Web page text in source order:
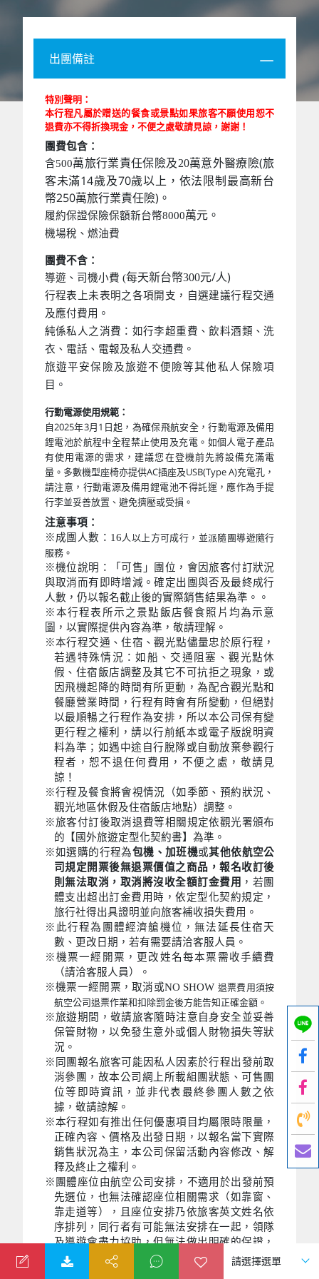
出團備註
特別聲明：
本行程凡屬於贈送的餐食或景點如果旅客不願使用恕不
退費亦不得折換現金，不便之處敬請見諒，謝謝！
團費包含：
含500萬旅行業責任保險及20萬意外醫療險(旅
客未滿14歲及70歲以上，依法限制最高新台
幣250萬旅行業責任險)。
履約保證保險保額新台幣8000萬元。
機場稅、燃油費
團費不含：
導遊、司機小費 (每天新台幣300元/人)
行程表上未表明之各項開支，自選建議行程交通
及應付費用。
純係私人之消費：如行李超重費、飲料酒類、洗
衣、電話、電報及私人交通費。
旅遊平安保險及旅遊不便險等其他私人保險項
目。
行動電源使用規範：
自2025年3月1日起，為確保飛航安全，行動電源及備用
鋰電池於航程中全程禁止使用及充電。如個人電子產品
有使用電源的需求，建議您在登機前先將設備充滿電
量。多數機型座椅亦提供AC插座及USB(Type A)充電孔，
請注意，行動電源及備用鋰電池不得託運，應作為手提
行李並妥善放置、避免擠壓或受損。
注意事項：
※成團人數：16 人以上方可成行，並派隨團導遊隨行
服務。
※機位說明：「可售」團位，會因旅客付訂狀況
與取消而有即時增減。確定出團與否及最終成行
人數，仍以報名截止後的實際銷售結果為準。。
※本行程表所示之景點飯店餐食照片均為示意
圖，以實際提供內容為準，敬請理解。
※本行程交通、住宿、觀光點儘量忠於原行程，
若遇特殊情況：如船、交通阻塞、觀光點休
假、住宿飯店調整及其它不可抗拒之現象，或
因飛機起降的時間有所更動，為配合觀光點和
餐廳營業時間，行程有時會有所變動，但絕對
以最順暢之行程作為安排，所以本公司保有變
更行程之權利，請以行前紙本或電子版說明資
料為準；如遇中途自行脫隊或自動放棄參觀行
程者，恕不退任何費用，不便之處，敬請見
諒！
※行程及餐食將會視情況（如季節、預約狀況、
觀光地區休假及住宿飯店地點）調整。
※旅客付訂後取消退費等相關規定依觀光署頒布
的【國外旅遊定型化契約書】為準。
※如選購的行程為包機、加班機或其他依航空公
司規定開票後無退票價值之商品，報名收訂後
則無法取消，取消將沒收全額訂金費用 ，若團
體支出超出訂金費用時，依定型化契約規定，
旅行社得出具證明並向旅客補收損失費用。
※此行程為團體經濟艙機位，無法延長住宿天
數、更改日期，若有需要請洽客服人員。
※機票一經開票，更改姓名每本票需收手續費
（請洽客服人員）。
※機票一經開票，取消或NO SHOW 退票費用須按
航空公司退票作業和扣除罰金後方能告知正確金額。
※旅遊期間，敬請旅客隨時注意自身安全並妥善
保管財物，以免發生意外或個人財物損失等狀
況。
※同團報名旅客可能因私人因素於行程出發前取
消參團，故本公司網上所載組團狀態、可售團
位等即時資訊，並非代表最終參團人數之依
據，敬請諒解。
※本行程如有推出任何優惠項目均屬限時限量，
正確內容、價格及出發日期，以報名當下實際
銷售狀況為主，本公司保留活動內容修改、解
釋及終止之權利。
※團體座位由航空公司安排，不適用於出發前預
先選位，也無法確認座位相關需求（如靠窗、
靠走道等），且座位安排乃依旅客英文姓名依
序排列，同行者有可能無法安排在一起，領隊
及導遊會盡力協助，但無法做出明確的保證，
敬請貴賓諒解。